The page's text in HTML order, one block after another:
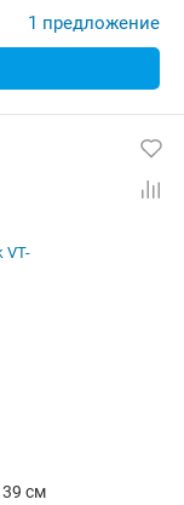
1 предложение
39 см